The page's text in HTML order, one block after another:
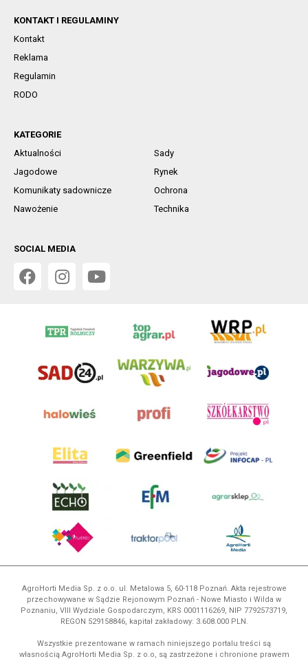
KONTAKT I REGULAMINY
Kontakt
Reklama
Regulamin
RODO
KATEGORIE
Aktualności
Sady
Jagodowe
Rynek
Komunikaty sadownicze
Ochrona
Nawożenie
Technika
SOCIAL MEDIA
AgroHorti Media Sp. z o.o. ul. Metalowa 5, 60-118 Poznań. Akta rejestrowe
przechowywane w Sądzie Rejonowym Poznań - Nowe Miasto i Wilda w
Poznaniu, VIII Wydziale Gospodarczym, KRS 0001116269, NIP 7792573719,
REGON 529158846, kapitał zakładowy: 3.608.000 PLN.
Wszystkie prezentowane w ramach niniejszego portalu treści są
własnością AgroHorti Media Sp. z o.o, są zastrzeżone i chronione prawem